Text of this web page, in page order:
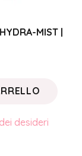
MIST |
desideri